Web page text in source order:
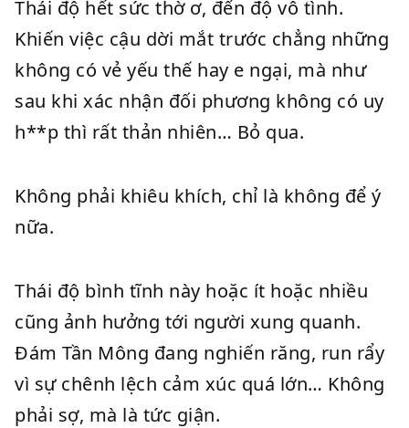
Thái độ hết sức thờ ơ, đến độ vô tình.
Khiến việc cậu dời mắt trước chẳng những
không có vẻ yếu thế hay e ngại, mà như
sau khi xác nhận đối phương không có uy
h**p thì rất thản nhiên… Bỏ qua.
Không phải khiêu khích, chỉ là không để ý
nữa.
Thái độ bình tĩnh này hoặc ít hoặc nhiều
cũng ảnh hưởng tới người xung quanh.
Đám Tần Mông đang nghiến răng, run rẩy
vì sự chênh lệch cảm xúc quá lớn… Không
phải sợ, mà là tức giận.